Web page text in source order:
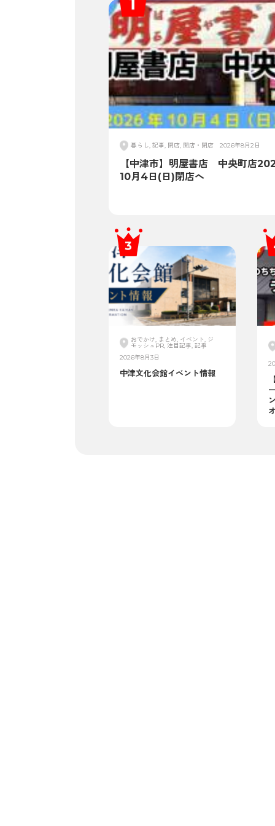
暮らし, 記事, 閉店, 開店・閉店 2026年8月2日
【中津市】明屋書店 中央町店
10月4日(日)閉店へ
おでかけ, まとめ, イベント, ジ
モッシュPR, 注目記事, 記事
2026年8月3日
中津文化会館イベント情報